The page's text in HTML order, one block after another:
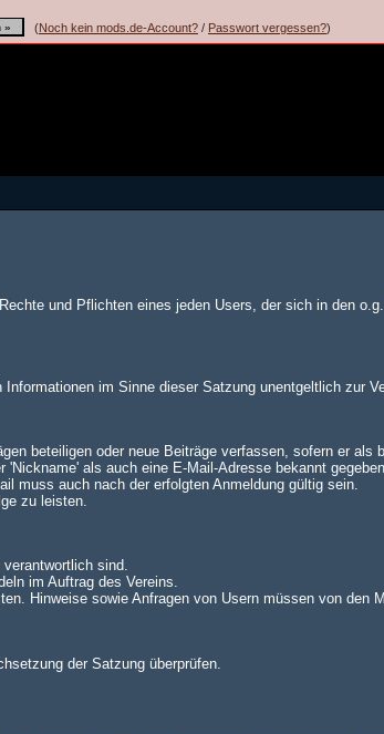
(Noch kein mods.de-Account? / Passwort vergessen?)
und Pflichten eines jeden Users, der sich in den
im Sinne dieser Satzung unentgeltlich zur
beteiligen oder neue Beiträge verfassen, sofern er als
als auch eine E-Mail-Adresse bekannt gegeben
muss auch nach der erfolgten Anmeldung gültig sein.
zu leisten.
sind.
im Auftrag des Vereins.
Hinweise sowie Anfragen von Usern müssen von den
der Satzung überprüfen.